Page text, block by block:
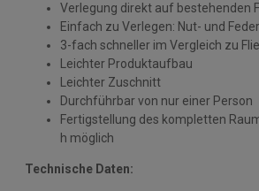
Verlegung direkt auf bestehenden
Einfach zu Verlegen: Nut- und
3-fach schneller im Vergleich zu
Leichter Produktaufbau
Leichter Zuschnitt
Durchführbar von nur einer Person
Fertigstellung des kompletten
h möglich
Technische Daten: